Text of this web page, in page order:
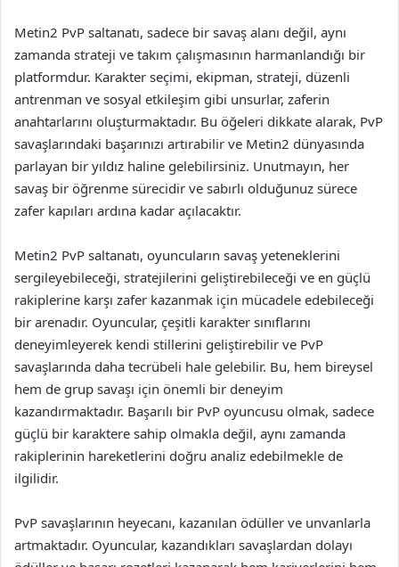
Metin2 PvP saltanatı, sadece bir savaş alanı değil, aynı
zamanda strateji ve takım çalışmasının harmanlandığı bir
platformdur. Karakter seçimi, ekipman, strateji, düzenli
antrenman ve sosyal etkileşim gibi unsurlar, zaferin
anahtarlarını oluşturmaktadır. Bu öğeleri dikkate alarak, PvP
savaşlarındaki başarınızı artırabilir ve Metin2 dünyasında
parlayan bir yıldız haline gelebilirsiniz. Unutmayın, her
savaş bir öğrenme sürecidir ve sabırlı olduğunuz sürece
zafer kapıları ardına kadar açılacaktır.
Metin2 PvP saltanatı, oyuncuların savaş yeteneklerini
sergileyebileceği, stratejilerini geliştirebileceği ve en güçlü
rakiplerine karşı zafer kazanmak için mücadele edebileceği
bir arenadır. Oyuncular, çeşitli karakter sınıflarını
deneyimleyerek kendi stillerini geliştirebilir ve PvP
savaşlarında daha tecrübeli hale gelebilir. Bu, hem bireysel
hem de grup savaşı için önemli bir deneyim
kazandırmaktadır. Başarılı bir PvP oyuncusu olmak, sadece
güçlü bir karaktere sahip olmakla değil, aynı zamanda
rakiplerinin hareketlerini doğru analiz edebilmekle de
ilgilidir.
PvP savaşlarının heyecanı, kazanılan ödüller ve unvanlarla
artmaktadır. Oyuncular, kazandıkları savaşlardan dolayı